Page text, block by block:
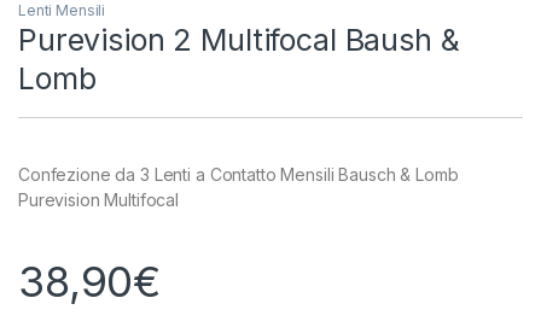
Lenti Mensili
Purevision 2 Multifocal Baush &
Lomb
Confezione da 3 Lenti a Contatto Mensili Bausch & Lomb
Purevision Multifocal
38,90€